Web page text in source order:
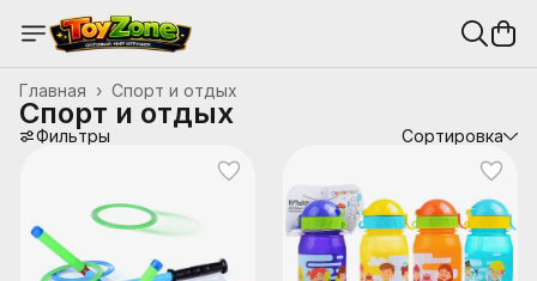
Спорт и отдых
Главная ›
Спорт и отдых
Фильтры Сортировка